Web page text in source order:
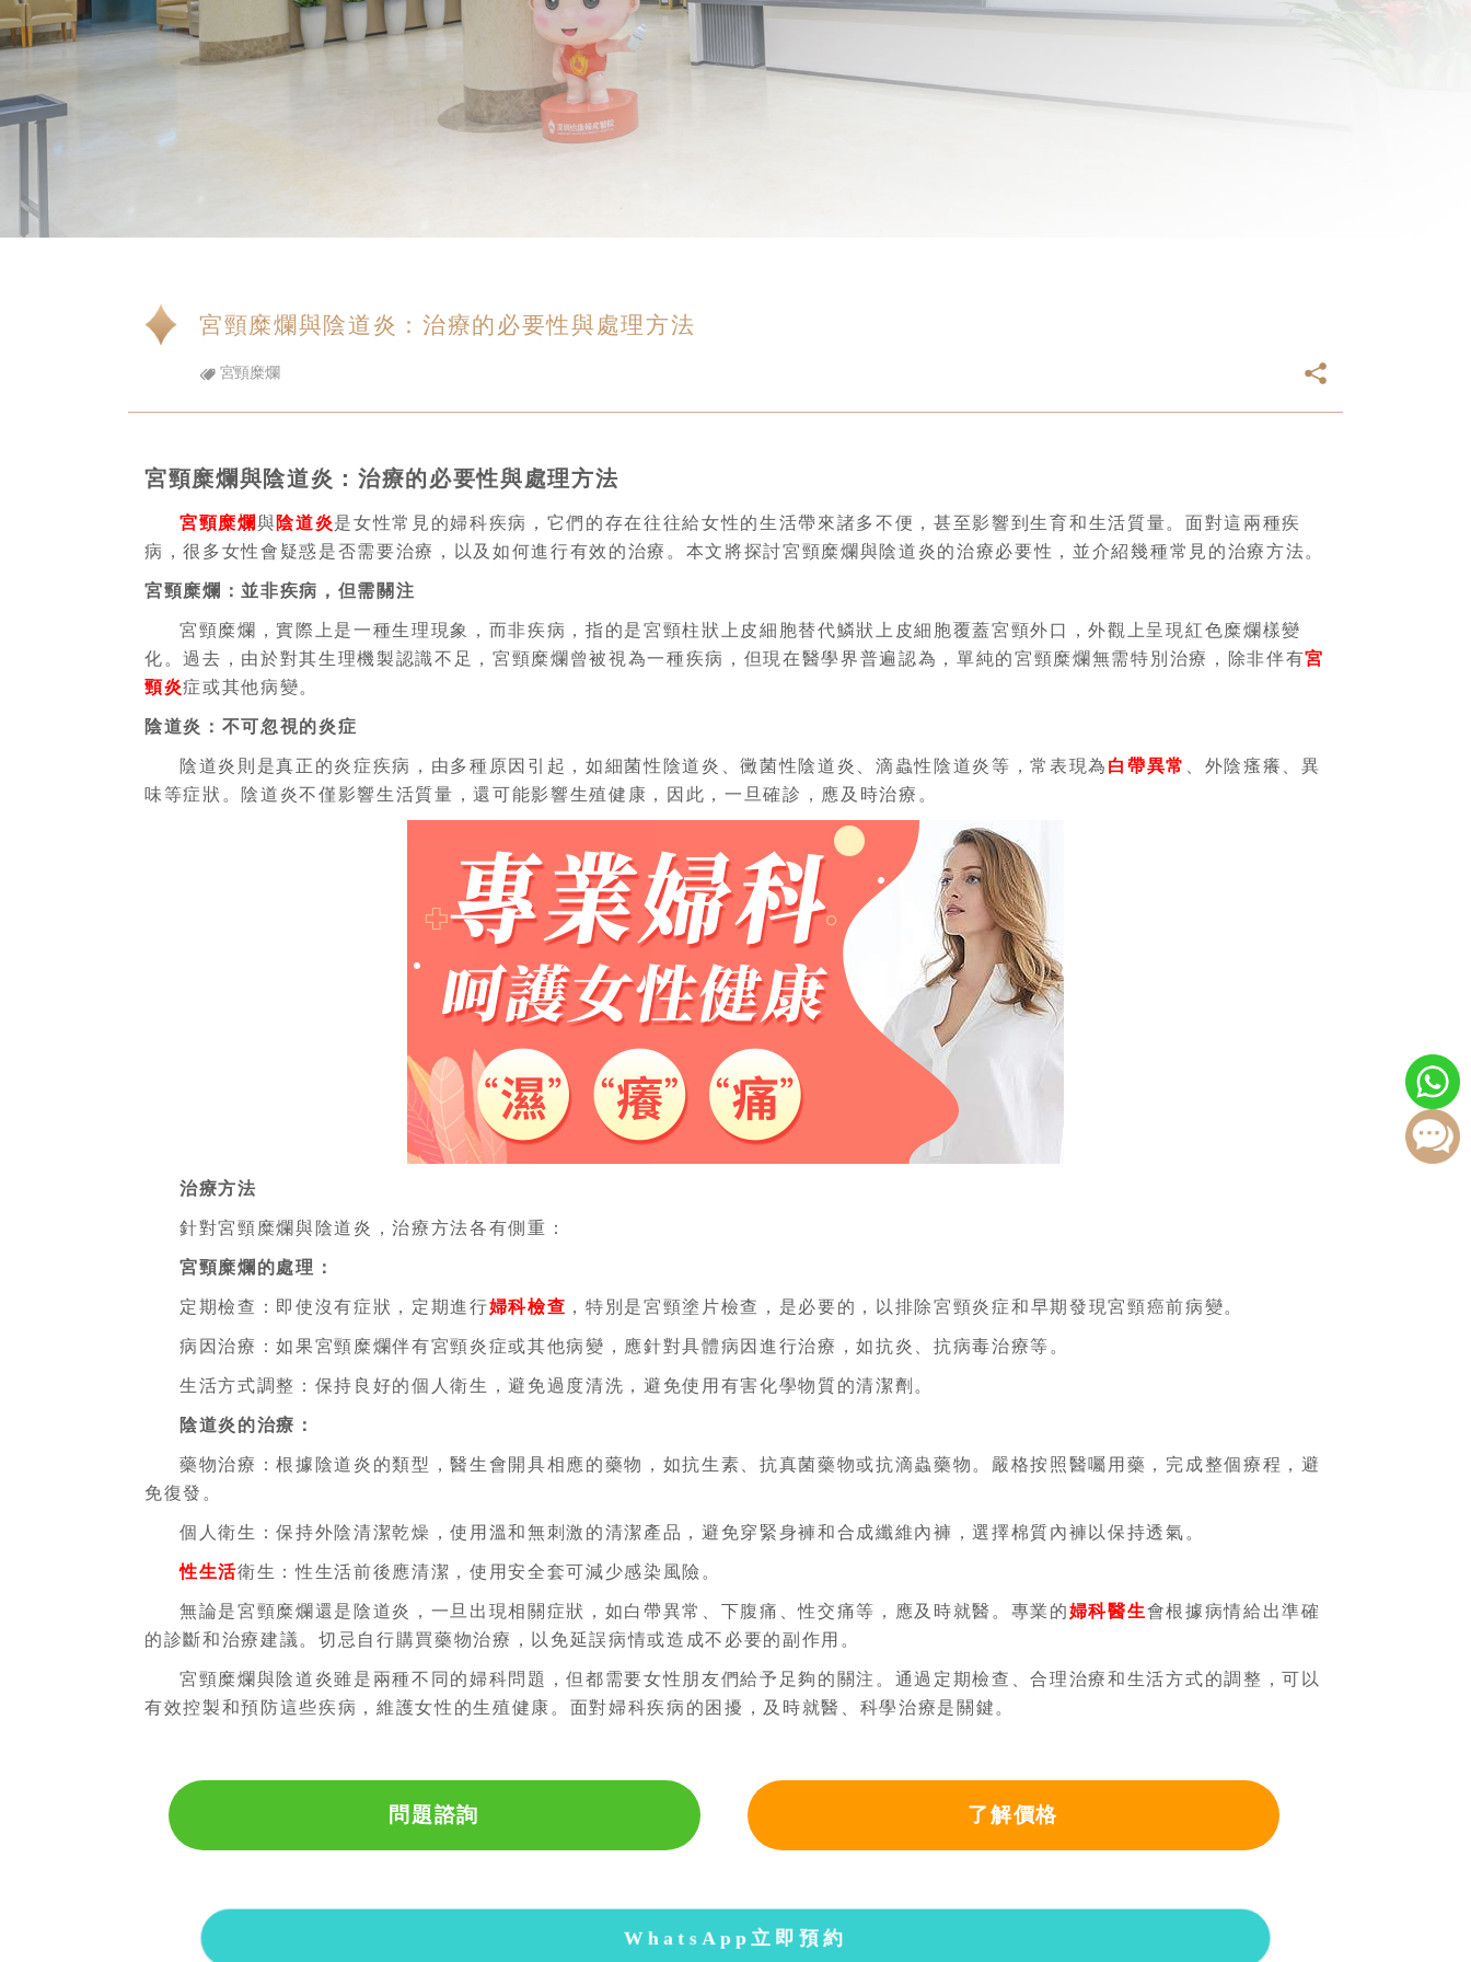
宮頸糜爛與陰道炎：治療的必要性與處理方法
宮頸糜爛
宮頸糜爛與陰道炎：治療的必要性與處理方法
宮頸糜爛與陰道炎是女性常見的婦科疾病，它們的存在往往給女性的生活帶來諸多不便，甚至影響到生育和生活質量。面對這兩種疾
病，很多女性會疑惑是否需要治療，以及如何進行有效的治療。本文將探討宮頸糜爛與陰道炎的治療必要性，並介紹幾種常見的治療方法。
宮頸糜爛：並非疾病，但需關注
宮頸糜爛，實際上是一種生理現象，而非疾病，指的是宮頸柱狀上皮細胞替代鱗狀上皮細胞覆蓋宮頸外口，外觀上呈現紅色糜爛樣變
化。過去，由於對其生理機製認識不足，宮頸糜爛曾被視為一種疾病，但現在醫學界普遍認為，單純的宮頸糜爛無需特別治療，除非伴有宮
頸炎症或其他病變。
陰道炎：不可忽視的炎症
陰道炎則是真正的炎症疾病，由多種原因引起，如細菌性陰道炎、黴菌性陰道炎、滴蟲性陰道炎等，常表現為 白帶異常
、外陰瘙癢、異
味等症狀。陰道炎不僅影響生活質量，還可能影響生殖健康，因此，一旦確診，應及時治療。
治療方法
針對宮頸糜爛與陰道炎，治療方法各有側重：
宮頸糜爛的處理：
定期檢查：即使沒有症狀，定期進行婦科檢查 ，特別是宮頸塗片檢查，是必要的，以排除宮頸炎症和早期發現宮頸癌前病變。
病因治療：如果宮頸糜爛伴有宮頸炎症或其他病變，應針對具體病因進行治療，如抗炎、抗病毒治療等。
生活方式調整：保持良好的個人衛生，避免過度清洗，避免使用有害化學物質的清潔劑。
陰道炎的治療：
藥物治療：根據陰道炎的類型，醫生會開具相應的藥物，如抗生素、抗真菌藥物或抗滴蟲藥物。嚴格按照醫囑用藥，完成整個療程，避
免復發。
個人衛生：保持外陰清潔乾燥，使用溫和無刺激的清潔產品，避免穿緊身褲和合成纖維內褲，選擇棉質內褲以保持透氣。
性生活衛生：性生活前後應清潔，使用安全套可減少感染風險。
無論是宮頸糜爛還是陰道炎，一旦出現相關症狀，如白帶異常、下腹痛、性交痛等，應及時就醫。專業的婦科醫生會根據病情給出準確
的診斷和治療建議。切忌自行購買藥物治療，以免延誤病情或造成不必要的副作用。
宮頸糜爛與陰道炎雖是兩種不同的婦科問題，但都需要女性朋友們給予足夠的關注。通過定期檢查、合理治療和生活方式的調整，可以
有效控製和預防這些疾病，維護女性的生殖健康。面對婦科疾病的困擾，及時就醫、科學治療是關鍵。
問題諮詢 了解價格
WhatsApp立即預約